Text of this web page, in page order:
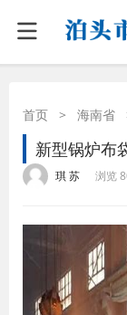
首页 > 海南省
新型锅炉布
琪 苏 浏览